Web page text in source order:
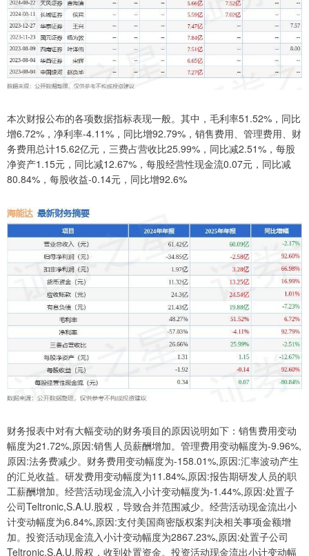
本次财报公布的各项数据指标表现一般。其中，毛利率51.52%，同比
增6.72%，净利率-4.11%，同比增92.79%，销售费用、管理费用、财
务费用总计15.62亿元，三费占营收比25.99%，同比减2.51%，每股
净资产1.15元，同比减12.67%，每股经营性现金流0.07元，同比减
80.84%，每股收益-0.14元，同比增92.6%
财务报表中对有大幅变动的财务项目的原因说明如下：销售费用变动
幅度为21.72%,原因:销售人员薪酬增加。管理费用变动幅度为-9.96%,
原因:法务费减少。财务费用变动幅度为-158.01%,原因:汇率波动产生
的汇兑收益。研发费用变动幅度为11.84%,原因:报告期研发人员的职
工薪酬增加。经营活动现金流入小计变动幅度为-1.44%,原因:处置子
公司Teltronic,S.A.U.股权，导致合并范围减少。经营活动现金流出小
计变动幅度为6.84%,原因:支付美国商密版权案判决相关事项金额增
加。投资活动现金流入小计变动幅度为2867.23%,原因:处置子公司
Teltronic,S.A.U.股权，收到处置资金。投资活动现金流出小计变动幅